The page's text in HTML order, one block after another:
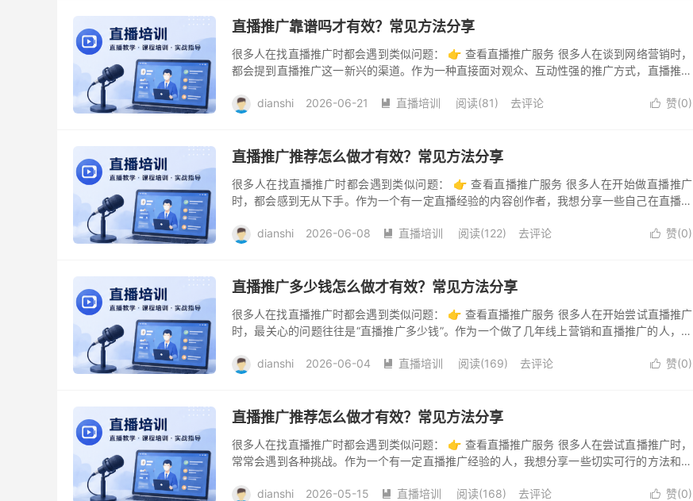
直播推广靠谱吗才有效？常见方法分享
很多人在找直播推广时都会遇到类似问题： 👉 查看直播推广服务 很多人在谈到网络营销时，
都会提到直播推广这一新兴的渠道。作为一种直接面对观众、互动性强的推广方式，直播推广
 赞(0)
dianshi 2026-06-21  直播培训 阅读(81) 去评论
直播推广推荐怎么做才有效？常见方法分享
很多人在找直播推广时都会遇到类似问题： 👉 查看直播推广服务 很多人在开始做直播推广
时，都会感到无从下手。作为一个有一定直播经验的内容创作者，我想分享一些自己在直播推
 赞(0)
dianshi 2026-06-08  直播培训 阅读(122) 去评论
直播推广多少钱怎么做才有效？常见方法分享
很多人在找直播推广时都会遇到类似问题： 👉 查看直播推广服务 很多人在开始尝试直播推广
时，最关心的问题往往是“直播推广多少钱”。作为一个做了几年线上营销和直播推广的人，我
 赞(0)
dianshi 2026-06-04  直播培训 阅读(169) 去评论
直播推广推荐怎么做才有效？常见方法分享
很多人在找直播推广时都会遇到类似问题： 👉 查看直播推广服务 很多人在尝试直播推广时，
常常会遇到各种挑战。作为一个有一定直播推广经验的人，我想分享一些切实可行的方法和心
 赞(0)
dianshi 2026-05-15  直播培训 阅读(168) 去评论